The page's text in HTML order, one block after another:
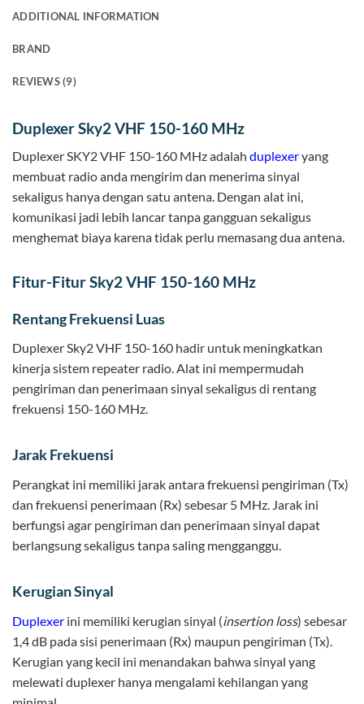
ADDITIONAL INFORMATION
BRAND
REVIEWS (9)
Duplexer Sky2 VHF 150-160 MHz
Duplexer SKY2 VHF 150-160 MHz adalah duplexeryang
membuat radio anda mengirim dan menerima sinyal
sekaligus hanya dengan satu antena. Dengan alat ini,
komunikasi jadi lebih lancar tanpa gangguan sekaligus
menghemat biaya karena tidak perlu memasang dua antena.
Fitur-Fitur Sky2 VHF 150-160 MHz
Rentang Frekuensi Luas
Duplexer Sky2 VHF 150-160 hadir untuk meningkatkan
kinerja sistem repeater radio. Alat ini mempermudah
pengiriman dan penerimaan sinyal sekaligus di rentang
frekuensi 150-160 MHz.
Jarak Frekuensi
Perangkat ini memiliki jarak antara frekuensi pengiriman (Tx)
dan frekuensi penerimaan (Rx) sebesar 5 MHz. Jarak ini
berfungsi agar pengiriman dan penerimaan sinyal dapat
berlangsung sekaligus tanpa saling mengganggu.
Kerugian Sinyal
Duplexer ini memiliki kerugian sinyal (insertion loss) sebesar
1,4 dB pada sisi penerimaan (Rx) maupun pengiriman (Tx).
Kerugian yang kecil ini menandakan bahwa sinyal yang
melewati duplexer hanya mengalami kehilangan yang